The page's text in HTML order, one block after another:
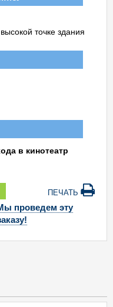
точке здания
в кинотеатр
ПЕЧАТЬ
проведем эту